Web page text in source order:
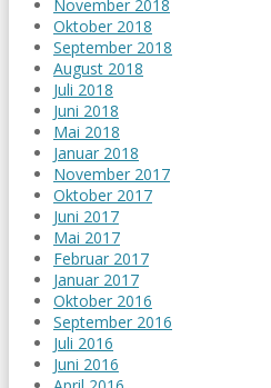
November 2018
Oktober 2018
September 2018
August 2018
Juli 2018
Juni 2018
Mai 2018
Januar 2018
November 2017
Oktober 2017
Juni 2017
Mai 2017
Februar 2017
Januar 2017
Oktober 2016
September 2016
Juli 2016
Juni 2016